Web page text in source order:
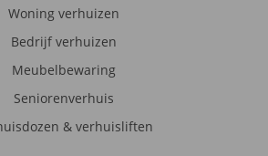
Woning verhuizen
Bedrijf verhuizen
Meubelbewaring
Seniorenverhuis
& verhuisliften